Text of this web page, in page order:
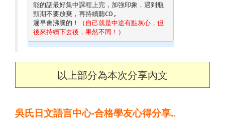
能的話最好集中課程上完，加強印象，遇到瓶
頸期不要放棄，再持續聽CD,
遲早會沸騰的！（ 自己就是中途有點灰心，但
後來持續下去後，果然不同！ ）
以上部分為本次分享內文
吳氏日文語言中心-合格學友心得分享..